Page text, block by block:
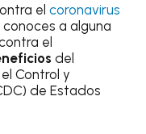
elcoronavirus
a alguna
el
del
Control y
de Estados